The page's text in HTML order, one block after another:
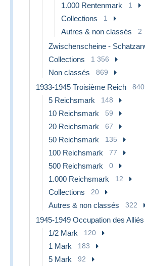
1.000 Rentenmark 1
Collections 1
Autres & non classés 2
Collections 1 356
Non classés 869
1933-1945 Troisième Reich 840
5 Reichsmark 148
10 Reichsmark 59
20 Reichsmark 67
50 Reichsmark 135
100 Reichsmark 77
500 Reichsmark 0
1.000 Reichsmark 12
Collections 20
Autres & non classés 322
1945-1949 Occupation des Alliés
1/2 Mark 120
1 Mark 183
5 Mark 92